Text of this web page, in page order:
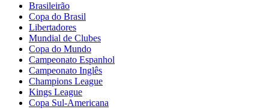
Brasileirão
Copa do Brasil
Libertadores
Mundial de Clubes
Copa do Mundo
Campeonato Espanhol
Campeonato Inglês
Champions League
Kings League
Copa Sul-Americana